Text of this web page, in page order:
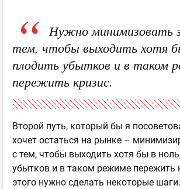
Нужно минимизовать
тем, чтобы выходить хотя
плодить убытков и в таком
пережить кризис.
Второй путь, который бы я
хочет остаться на рынке –
с тем, чтобы выходить хотя бы в
убытков и в таком режиме пережить
этого нужно сделать некоторые